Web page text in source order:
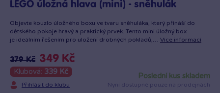
LEGO úložná hlava (mini) - sněhulák
Objevte kouzlo úložného boxu ve tvaru sněhuláka, který přináší do
dětského pokoje hravý a praktický prvek. Tento mini úložný box
je ideálním řešením pro uložení drobných pokladů,… Více informací
379 Kč 349 Kč
Klubová: 339 Kč
Přihlásit do klubu
poslední kus skladem
Nyní dostupné pouze na prodejnách